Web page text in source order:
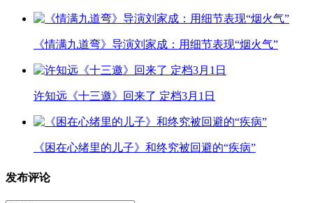
《情满九道弯》导演刘家成：用细节表现“烟火气”
许知远《十三邀》回来了 定档3月1日
《困在心绪里的儿子》和终究被回避的“疾病”
发布评论